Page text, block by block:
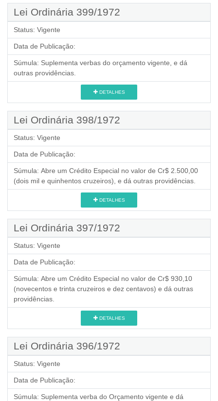
Lei Ordinária 399/1972
Status: Vigente
Data de Publicação:
Súmula: Suplementa verbas do orçamento vigente, e dá
outras providências.
DETALHES
Lei Ordinária 398/1972
Status: Vigente
Data de Publicação:
Súmula: Abre um Crédito Especial no valor de Cr$ 2.500,00
(dois mil e quinhentos cruzeiros), e dá outras providências.
DETALHES
Lei Ordinária 397/1972
Status: Vigente
Data de Publicação:
Súmula: Abre um Crédito Especial no valor de Cr$ 930,10
(novecentos e trinta cruzeiros e dez centavos) e dá outras
providências.
DETALHES
Lei Ordinária 396/1972
Status: Vigente
Data de Publicação:
Súmula: Suplementa verba do Orçamento vigente e dá